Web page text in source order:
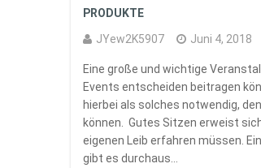
PRODUKTE
JYew2K5907
Juni 4, 2018
Eine große und wichtige
Events entscheiden beitragen
hierbei als solches notwendig,
können. Gutes Sitzen erweist
eigenen Leib erfahren müssen.
gibt es durchaus…